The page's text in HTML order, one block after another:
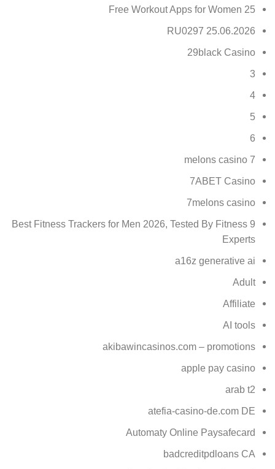
25 Free Workout Apps for Women
25.06.2026 RU0297
29black Casino
3
4
5
6
7 melons casino
7ABET Casino
7melons casino
9 Best Fitness Trackers for Men 2026, Tested By Fitness
Experts
a16z generative ai
Adult
Affiliate
AI tools
akibawincasinos.com – promotions
apple pay casino
arab t2
atefia-casino-de.com DE
Automaty Online Paysafecard
badcreditpdloans CA